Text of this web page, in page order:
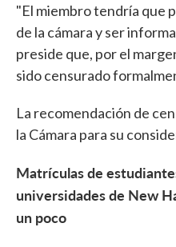
"El miembro tendría que
de la cámara y ser
preside que, por el
sido censurado
La recomendación de
la Cámara para su
Matrículas de
universidades de New
un poco